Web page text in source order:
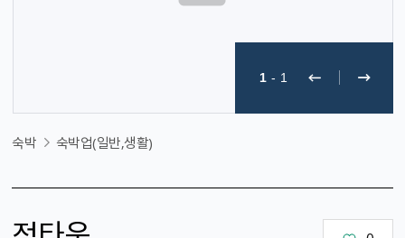
1 - 1
숙박 숙박업(일반,생활)